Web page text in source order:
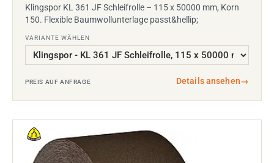
Klingspor KL 361 JF Schleifrolle – 115 x 50000 mm, Korn
150. Flexible Baumwollunterlage passt&hellip;
VARIANTE WÄHLEN
PREIS AUF ANFRAGE Details ansehen→